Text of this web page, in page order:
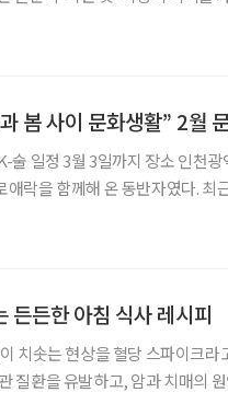
봄 사이 문화생활” 2월
애락을 함께해 온 동반자였다. 최
든든한 아침 식사 레시피
치솟는 현상을 혈당 스파이크라
질환을 유발하고, 암과 치매의